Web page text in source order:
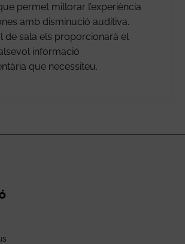
permet millorar l’experiència
amb disminució auditiva.
de sala els proporcionarà el
informació
que necessiteu.